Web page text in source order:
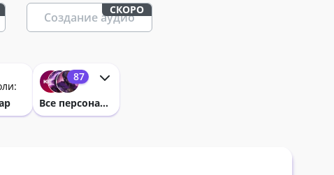
СКОРО
Создание аудио
87
Все персонажи